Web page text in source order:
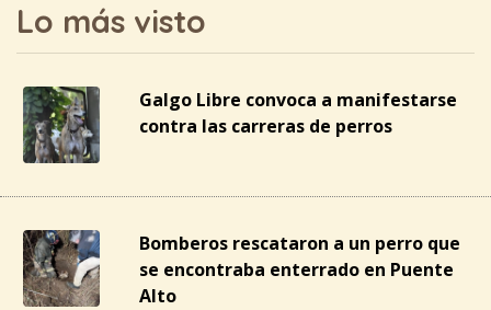
Lo más visto
Galgo Libre convoca a manifestarse
contra las carreras de perros
Bomberos rescataron a un perro que
se encontraba enterrado en Puente
Alto